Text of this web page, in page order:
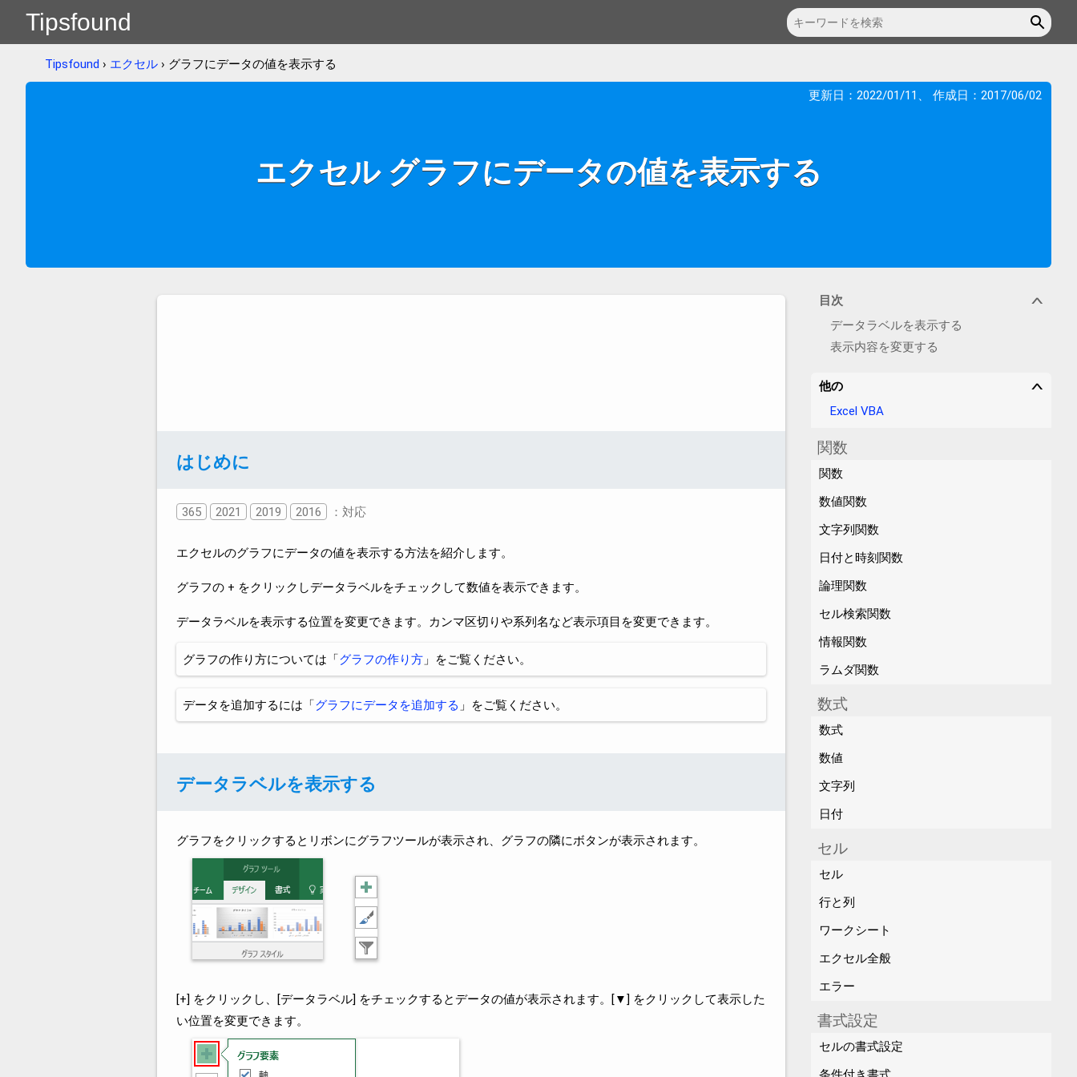
Tipsfound
Tipsfound › エクセル › グラフにデータの値を表示する
更新日： 2022/01/11 、 作成日： 2017/06/02
エクセル グラフにデータの値を表示する
はじめに
365 2021 2019 2016 ：対応
エクセルのグラフにデータの値を表示する方法を紹介します。
グラフの + をクリックしデータラベルをチェックして数値を表示できます。
データラベルを表示する位置を変更できます。カンマ区切りや系列名など表示項目を変更できます。
グラフの作り方については「グラフの作り方 」をご覧ください。
データを追加するには「グラフにデータを追加する 」をご覧ください。
データラベルを表示する
グラフをクリックするとリボンにグラフツールが表示され、グラフの隣にボタンが表示されます。
[+] をクリックし、[データラベル] をチェックするとデータの値が表示されます。[▼] をクリックして表示した
い位置を変更できます。
∨
目次
データラベルを表示する
表示内容を変更する
∨
他の
Excel VBA
関数
関数
数値関数
文字列関数
日付と時刻関数
論理関数
セル検索関数
情報関数
ラムダ関数
数式
数式
数値
文字列
日付
セル
セル
行と列
ワークシート
エクセル全般
エラー
書式設定
セルの書式設定